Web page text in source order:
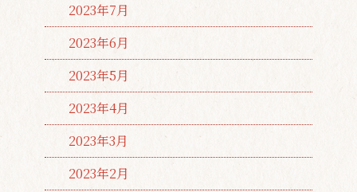
2023年7月
2023年6月
2023年5月
2023年4月
2023年3月
2023年2月